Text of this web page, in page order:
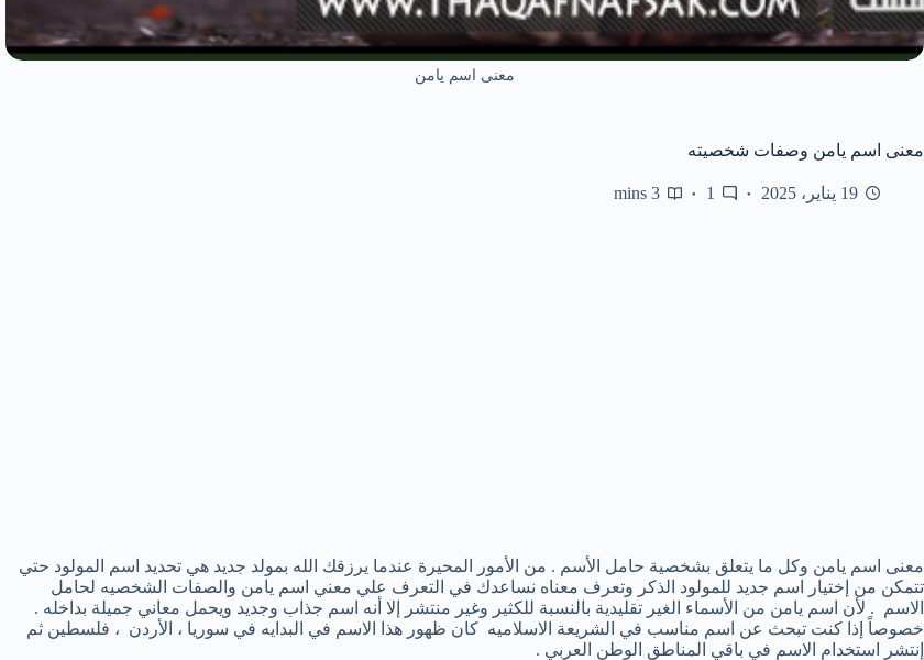
معنى اسم يامن
معنى اسم يامن وصفات شخصيته
19 يناير، 2025 1
3 mins
معنى اسم يامن وكل ما يتعلق بشخصية حامل الأسم . من الأمور المحيرة عندما يرزقك الله بمولد جديد هي تحديد اسم المولود حتي
تتمكن من إختيار اسم جديد للمولود الذكر وتعرف معناه نساعدك في التعرف علي معني اسم يامن والصفات الشخصيه لحامل
الاسم . لأن اسم يامن من الأسماء الغير تقليدية بالنسبة للكثير وغير منتشر إلا أنه اسم جذاب وجديد ويحمل معاني جميلة بداخله .
خصوصاً إذا كنت تبحث عن اسم مناسب في الشريعة الاسلاميه كان ظهور هذا الاسم في البدايه في سوريا ، الأردن ، فلسطين ثم
إنتشر استخدام الاسم في باقي المناطق الوطن العربي .